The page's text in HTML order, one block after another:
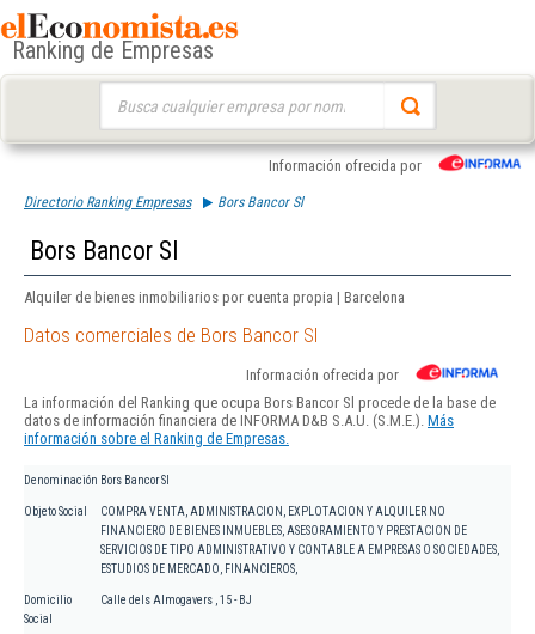
Ranking de Empresas
Información ofrecida por
Directorio Ranking Empresas Bors Bancor Sl
Bors Bancor Sl
Alquiler de bienes inmobiliarios por cuenta propia | Barcelona
Datos comerciales de Bors Bancor Sl
Información ofrecida por
La información del Ranking que ocupa Bors Bancor Sl procede de la base de
datos de información financiera de INFORMA D&B S.A.U. (S.M.E.). Más
información sobre el Ranking de Empresas.
Denominación Bors Bancor Sl
Objeto Social
COMPRA VENTA, ADMINISTRACION, EXPLOTACION Y ALQUILER NO
FINANCIERO DE BIENES INMUEBLES, ASESORAMIENTO Y PRESTACION DE
SERVICIOS DE TIPO ADMINISTRATIVO Y CONTABLE A EMPRESAS O SOCIEDADES,
ESTUDIOS DE MERCADO, FINANCIEROS,
Domicilio
Social
Calle dels Almogavers , 15 - BJ